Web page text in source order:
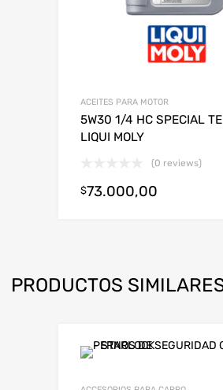
ACEITES PARA MOTOR
5W30 1/4 HC SPECIAL
LIQUI MOLY
(0 reviews)
$73.000,00
PRODUCTOS